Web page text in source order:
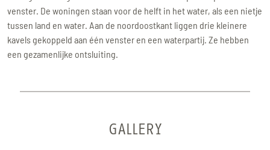
venster. De woningen staan voor de helft in het water, als een nietje
tussen land en water. Aan de noordoostkant liggen drie kleinere
kavels gekoppeld aan één venster en een waterpartij. Ze hebben
een gezamenlijke ontsluiting.
GALLERY